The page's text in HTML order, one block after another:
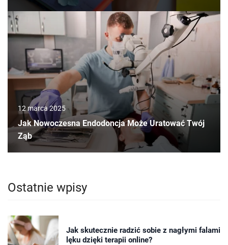
12 marca 2025
Jak Nowoczesna Endodoncja Może Uratować Twój
Ząb
Ostatnie wpisy
Jak skutecznie radzić sobie z nagłymi falami
lęku dzięki terapii online?